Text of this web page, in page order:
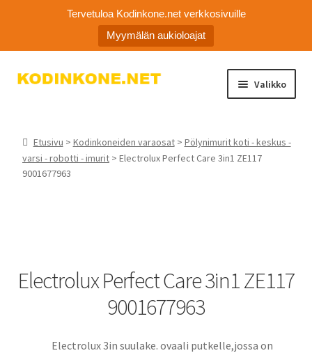
Tervetuloa Kodinkone.net verkkosivuille
Myymälän aukioloajat
Siirry
Siirry
Valikko
tason
Ota yhteyttä
Etusivu > Kodinkoneiden varaosat> Pölynimurit koti - keskus -
varsi - robotti - imurit > Electrolux Perfect Care 3in1 ZE117
9001677963
Electrolux Perfect Care 3in1 ZE117
9001677963
Electrolux 3in suulake. ovaali putkelle,jossa on